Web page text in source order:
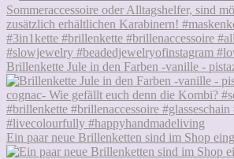
Brillenkette Jule in den Farben -vanille -
Ein paar neue Brillenketten sind im Shop